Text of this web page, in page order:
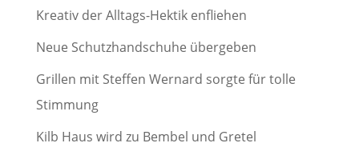
Kreativ der Alltags-Hektik enfliehen
Neue Schutzhandschuhe übergeben
Grillen mit Steffen Wernard sorgte für tolle
Stimmung
Kilb Haus wird zu Bembel und Gretel